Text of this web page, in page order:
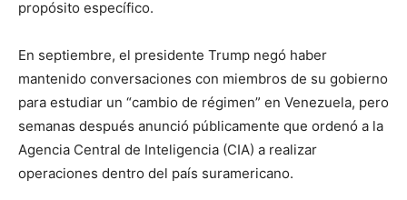
propósito específico.
En septiembre, el presidente Trump negó haber
mantenido conversaciones con miembros de su gobierno
para estudiar un “cambio de régimen” en Venezuela, pero
semanas después anunció públicamente que ordenó a la
Agencia Central de Inteligencia (CIA) a realizar
operaciones dentro del país suramericano.